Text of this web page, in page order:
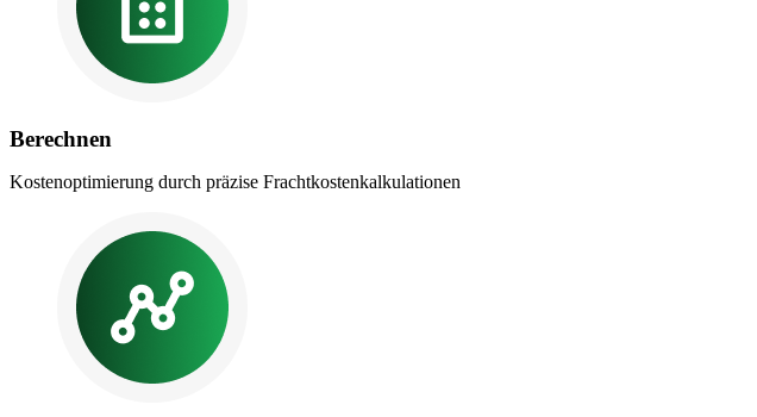
Berechnen
Kostenoptimierung durch präzise Frachtkostenkalkulationen